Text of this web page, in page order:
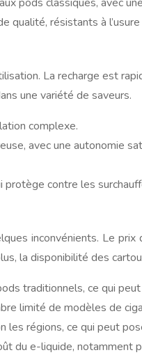
qualité, résistants à
La recharge est
une variété de saveurs.
complexe.
avec une autonomie
contre les
inconvénients. Le
la disponibilité des
traditionnels, ce qui
limité de modèles de
régions, ce qui peut
du e-liquide, notamment